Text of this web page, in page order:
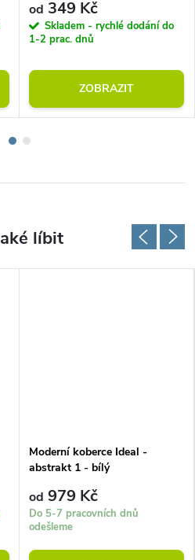
od 349 Kč
Skladem - rychlé dodání do
1-2 prac. dnů
ZOBRAZIT
Moderní koberce Ideal -
abstrakt 1 - bílý
od 979 Kč
Do 5-7 pracovních dnů
odešleme